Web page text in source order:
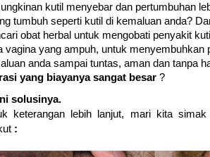
kutil menyebar dan pertumbuhan
tumbuh seperti kutil di kemaluan anda?
obat herbal untuk mengobati penyakit
vagina yang ampuh, untuk menyembuhkan
anda sampai tuntas, aman dan tanpa
yang biayanya sangat besar ?
solusinya.
keterangan lebih lanjut, mari kita simak
: